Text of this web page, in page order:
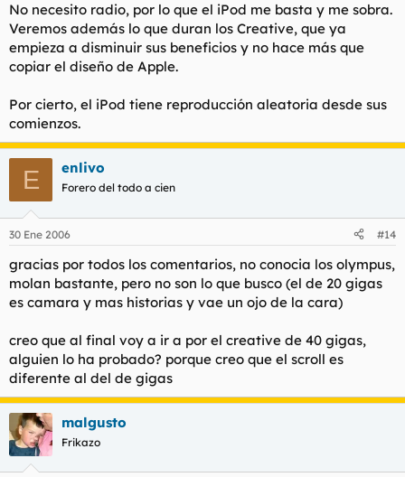
No necesito radio, por lo que el iPod me basta y me sobra.
Veremos además lo que duran los Creative, que ya
empieza a disminuir sus beneficios y no hace más que
copiar el diseño de Apple.
Por cierto, el iPod tiene reproducción aleatoria desde sus
comienzos.
E enlivo
Forero del todo a cien
30 Ene 2006 #14
gracias por todos los comentarios, no conocia los olympus,
molan bastante, pero no son lo que busco (el de 20 gigas
es camara y mas historias y vae un ojo de la cara)
creo que al final voy a ir a por el creative de 40 gigas,
alguien lo ha probado? porque creo que el scroll es
diferente al del de gigas
malgusto
Frikazo